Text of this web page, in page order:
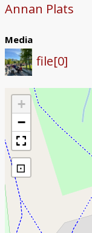
Annan Plats
Media
file[0]
+
−
⊡